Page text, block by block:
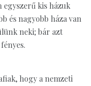
egyszerű kis házuk
és nagyobb háza van
neki; bár azt
hogy a nemzeti